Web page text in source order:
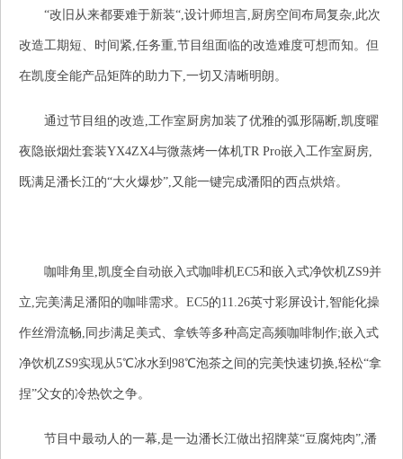
“改旧从来都要难于新装“,设计师坦言,厨房空间布局复杂,此次
改造工期短、时间紧,任务重,节目组面临的改造难度可想而知。但
在凯度全能产品矩阵的助力下,一切又清晰明朗。
通过节目组的改造,工作室厨房加装了优雅的弧形隔断,凯度曜
夜隐嵌烟灶套装YX4ZX4与微蒸烤一体机TR Pro嵌入工作室厨房,
既满足潘长江的“大火爆炒”,又能一键完成潘阳的西点烘焙。
咖啡角里,凯度全自动嵌入式咖啡机EC5和嵌入式净饮机ZS9并
立,完美满足潘阳的咖啡需求。EC5的11.26英寸彩屏设计,智能化操
作丝滑流畅,同步满足美式、拿铁等多种高定高频咖啡制作;嵌入式
净饮机ZS9实现从5℃冰水到98℃泡茶之间的完美快速切换,轻松“拿
捏”父女的冷热饮之争。
节目中最动人的一幕,是一边潘长江做出招牌菜“豆腐炖肉”,潘